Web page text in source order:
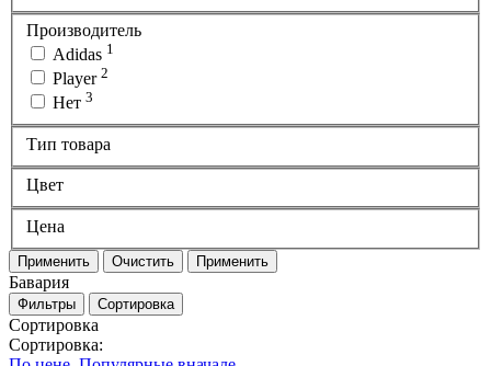
Производитель
Adidas 1
Player 2
Нет 3
Тип товара
Цвет
Цена
Применить Очистить Применить
Бавария
Фильтры Сортировка
Сортировка
Сортировка: